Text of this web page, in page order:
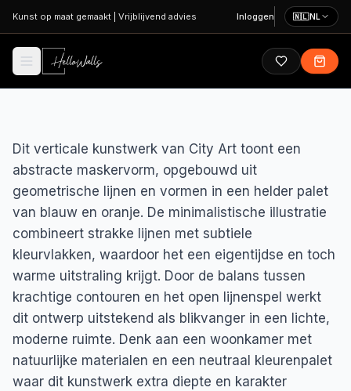
Ga naar hoofdinhoud
Kunst op maat gemaakt Vrijblijvend advies Inloggen 🇳🇱NL
Dit verticale kunstwerk van City Art toont een
abstracte maskervorm, opgebouwd uit
geometrische lijnen en vormen in een helder palet
van blauw en oranje. De minimalistische illustratie
combineert strakke lijnen met subtiele
kleurvlakken, waardoor het een eigentijdse en toch
warme uitstraling krijgt. Door de balans tussen
krachtige contouren en het open lijnenspel werkt
dit ontwerp uitstekend als blikvanger in een lichte,
moderne ruimte. Denk aan een woonkamer met
natuurlijke materialen en een neutraal kleurenpalet
waar dit kunstwerk extra diepte en karakter